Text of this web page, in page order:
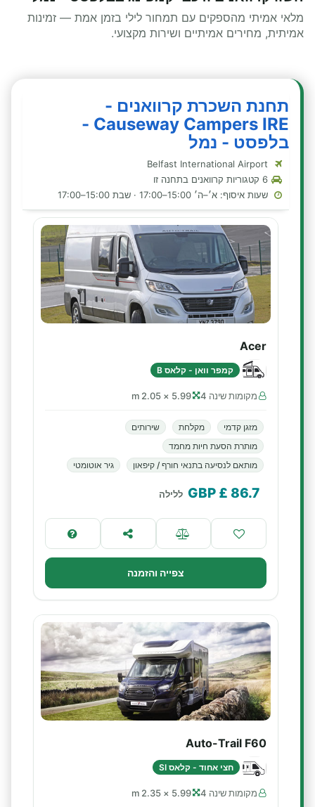
מלאי אמיתי מהספקים עם תמחור לילי בזמן אמת — זמינות
אמיתית, מחירים אמיתיים ושירות מקצועי.
תחנת השכרת קרוואנים -
Causeway Campers IRE -
בלפסט - נמל
שעות איסוף: א׳–ה׳ 15:00–17:00 · שבת 15:00–17:00
Acer
קמפר וואן - קלאס B
מקומות שינה 4 5.99 × 2.05 m
מזגן קדמי מקלחת
שירותים
מותרת הסעת חיות מחמד
מותאם לנסיעה בתנאי חורף / קיפאון
גיר אוטומטי
86.7
£ GBP ללילה
צפייה והזמנה
Auto-Trail F60
חצי אחוד - קלאס SI
מקומות שינה 4 5.99 × 2.35 m